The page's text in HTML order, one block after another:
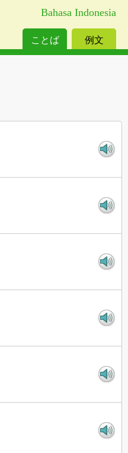
Bahasa Indonesia
ことば 例文